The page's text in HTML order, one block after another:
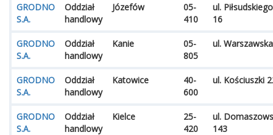
GRODNO
S.A.
Oddział
handlowy
Józefów
05-
410
ul. Piłsudskiego
16
GRODNO
S.A.
Oddział
handlowy
Kanie
05-
805
ul.
GRODNO
S.A.
Oddział
handlowy
Katowice
40-
600
ul. Kościuszki
GRODNO
S.A.
Oddział
handlowy
Kielce
25-
420
ul.
143